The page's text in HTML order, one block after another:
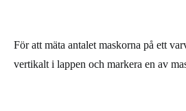
För att mäta antalet maskorna på ett
vertikalt i lappen och markera en av